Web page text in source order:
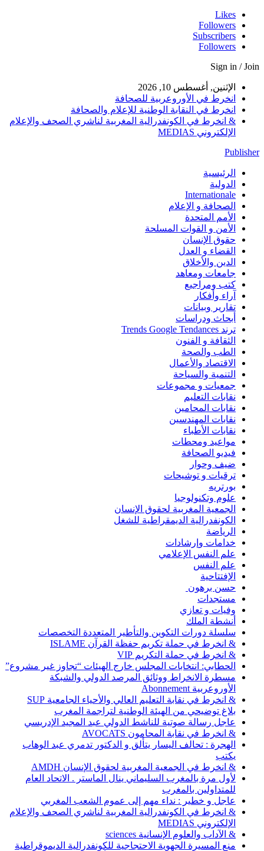
Likes
Followers
Subscribers
Followers
Sign in / Join
الإثنين, أغسطس 10, 2026
انخرط في الأوروعربية للصحافة
انخرط في النقابة الوطنية للإعلام والصحافة
& انخرط في الكونفدرالية المغربية لناشري الصحف والإعلام
الإلكتروني MEDIAS
Publisher
الرئيسية
الدولية
Internationale
الصحافة و الإعلام
الأمم المتحدة
الأمن و القوات المسلحة
حقوق الإنسان
القضاء و العدل
الدين والأخلاق
جامعات ومعاهد
كتب ومراجيع
آراء وأفكار
تقارير وبيانات
أبحاث ودراسات
ترند Trends Google Tendances
الثقافة و الفنون
الطب والصحة
الاقتصاد والأعمال
التنمية والسياحة
جمعيات و مجموعات
نقابات التعليم
نقابات المحامين
نقابات المهندسين
نقابات الأطباء
مواعيد ومحطات
فيديو الصحافة
ضيف وحوار
ترقيات و توشيحات
بورتريه
علوم وتكنولوجيا
الجمعية المغربية لحقوق الإنسان
الكونفدرالية الديمقراطية للشغل
الرياضة
خدامات وإرشادات
علم النفس الإعلامي
علم النفس
الإفتتاحية
حسن برهون
مستجدات
وفيات و تعازي
أنشطة الملك
سلسلة دورات التكوين والتأطير المتعددة التخصصات
& انخرط في حملة تكريم حفظة القرآن ISLAME
& انخرط في حملة التكريم VIP
الحطابي: انتخابات المجلس خارج الهيئات “تجاوز غير مشروع”
مسطرة الانخراط ووثائق المرصد الدولي والشبكة
الأوروعربية Abonnement
& انخرط في نقابة التعليم العالي والأحياء الجامعية SUP
بلاغ توضيحي من الهيئة الوطنية لتراجمة المغرب
عاجل رسالة صوتية للناشط الدولي عبد المجيد الإدريسي
& انخرط في نقابة المحامون AVOCATS
الهجرة : تحالف اليسار يتألق و الدكتور تدمري عبد الوهاب
يكتب
& انخرط في الجمعية المغربية لحقوق الإنسان AMDH
لأول مرة بالمغرب السليماني ينال الماستر . الاتحاد العام
للمتداولين بالمغرب
عاجل و خطير : نداء مهم إلى عموم الشعب المغربي
& انخرط في الكونفدرالية المغربية لناشري الصحف والإعلام
الإلكتروني MEDIAS
& الآداب والعلوم الإنسانية sciences
منع المسيرة الجهوية الاحتجاجية للكونفدرالية الديموقراطية